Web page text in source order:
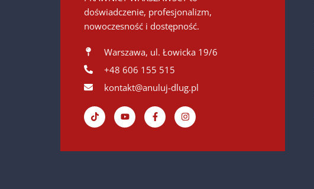
doświadczenie, profesjonalizm,
nowoczesność i dostępność.
Warszawa, ul. Łowicka 19/6
+48 606 155 515
kontakt@anuluj-dlug.pl